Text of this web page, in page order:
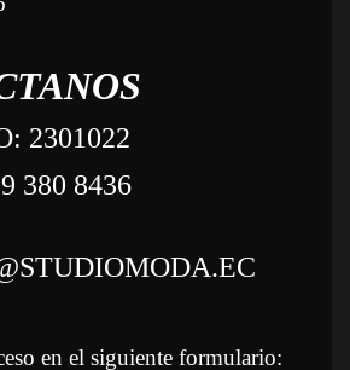
2301022
380 8436
en el siguiente formulario: